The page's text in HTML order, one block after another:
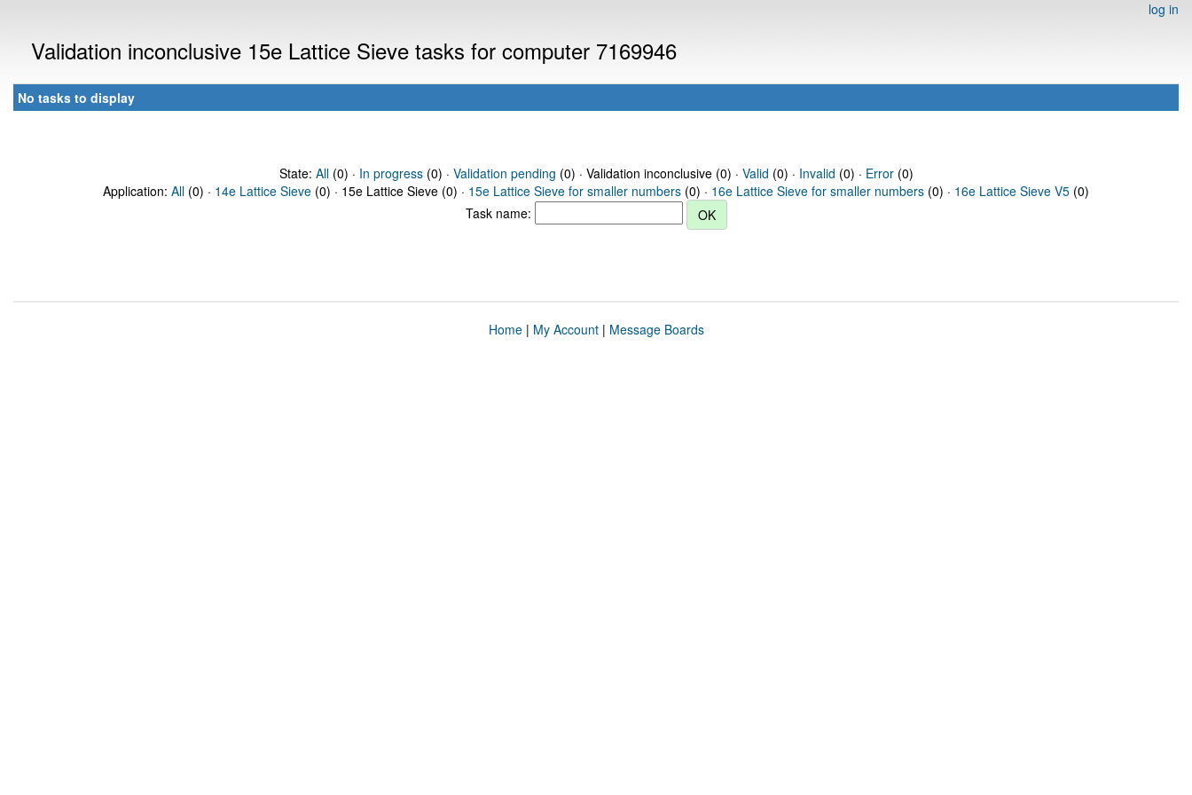
log in
Validation inconclusive 15e Lattice Sieve tasks for computer 7169946
No tasks to display
State: All(0) · In progress(0) · Validation pending (0) · Validation inconclusive (0) · Valid (0) · Invalid (0) · Error(0)
Application: All (0) · 14e Lattice Sieve (0) · 15e Lattice Sieve (0) · 15e Lattice Sieve for smaller numbers (0) · 16e Lattice Sieve for smaller numbers (0) · 16e Lattice Sieve V5 (0)
Task name:
Home| My Account| Message Boards